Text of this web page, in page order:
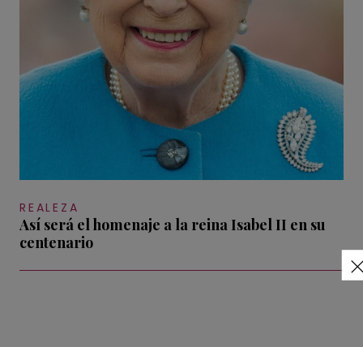
REALEZA
Así será el homenaje a la reina Isabel II en su
centenario